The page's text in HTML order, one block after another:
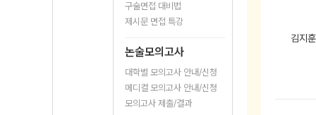
구술면접 대비법
제시문 면접 특강
논술모의고사
대학별 모의고사 안내/신청
메디컬 모의고사 안내/신청
모의고사 제출/결과
김지훈